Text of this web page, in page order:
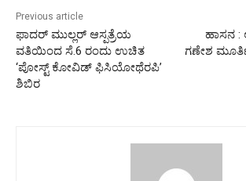
Previous article
ಫಾದರ್ ಮುಲ್ಲರ್ ಆಸ್ಪತ್ರೆಯ
ವತಿಯಿಂದ ಸೆ.6 ರಂದು ಉಚಿತ
‘ಪೋಸ್ಟ್ ಕೋವಿಡ್ ಫಿಸಿಯೋಥೆರಪಿ’
ಶಿಬಿರ
ಹಾಸನ :
ಗಣೇಶ